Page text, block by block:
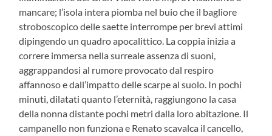
mancare; l’isola intera piomba nel buio che il bagliore
stroboscopico delle saette interrompe per brevi attimi
dipingendo un quadro apocalittico. La coppia inizia a
correre immersa nella surreale assenza di suoni,
aggrappandosi al rumore provocato dal respiro
affannoso e dall’impatto delle scarpe al suolo. In pochi
minuti, dilatati quanto l’eternità, raggiungono la casa
della nonna distante pochi metri dalla loro abitazione. Il
campanello non funziona e Renato scavalca il cancello,